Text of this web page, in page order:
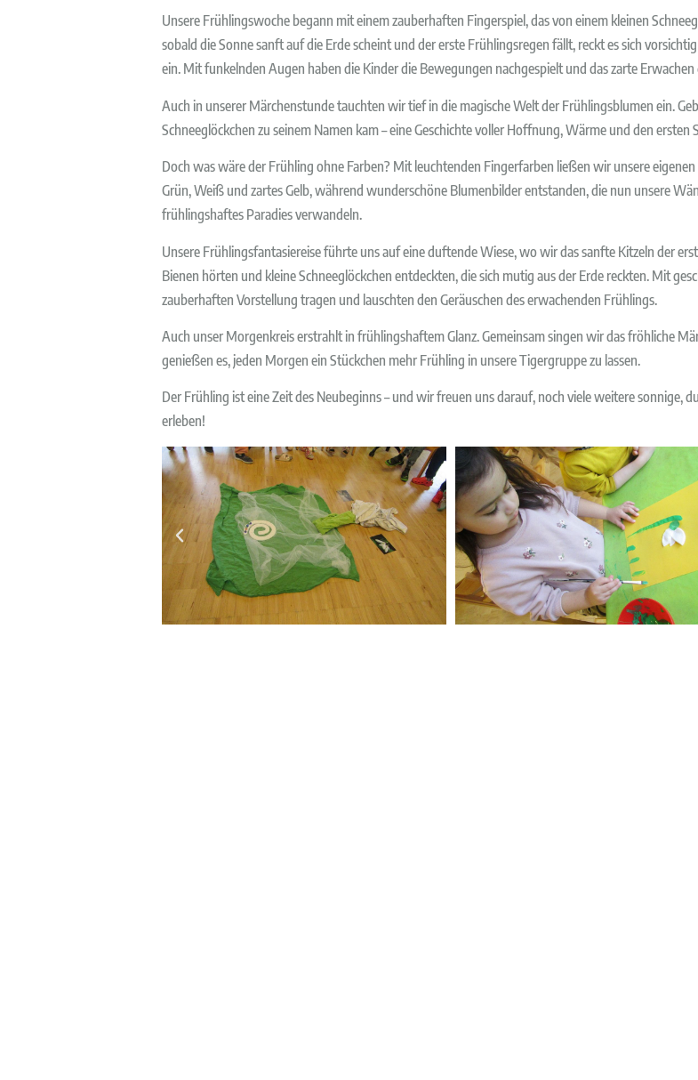
Unsere Frühlingswoche begann mit einem zauberhaften Fingerspiel, das von einem kleinen
sobald die Sonne sanft auf die Erde scheint und der erste Frühlingsregen fällt, reckt es sich
ein. Mit funkelnden Augen haben die Kinder die Bewegungen nachgespielt und das zarte
Auch in unserer Märchenstunde tauchten wir tief in die magische Welt der Frühlingsblumen ein.
Schneeglöckchen zu seinem Namen kam – eine Geschichte voller Hoffnung, Wärme und den ersten
Doch was wäre der Frühling ohne Farben? Mit leuchtenden Fingerfarben ließen wir unsere
Grün, Weiß und zartes Gelb, während wunderschöne Blumenbilder entstanden, die nun unsere
frühlingshaftes Paradies verwandeln.
Unsere Frühlingsfantasiereise führte uns auf eine duftende Wiese, wo wir das sanfte Kitzeln der
Bienen hörten und kleine Schneeglöckchen entdeckten, die sich mutig aus der Erde reckten. Mit
zauberhaften Vorstellung tragen und lauschten den Geräuschen des erwachenden Frühlings.
Auch unser Morgenkreis erstrahlt in frühlingshaftem Glanz. Gemeinsam singen wir das fröhliche
genießen es, jeden Morgen ein Stückchen mehr Frühling in unsere Tigergruppe zu lassen.
Der Frühling ist eine Zeit des Neubeginns – und wir freuen uns darauf, noch viele weitere
erleben!